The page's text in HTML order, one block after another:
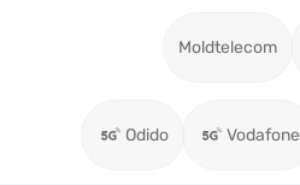
Moldtelecom
Vodafone
Odido